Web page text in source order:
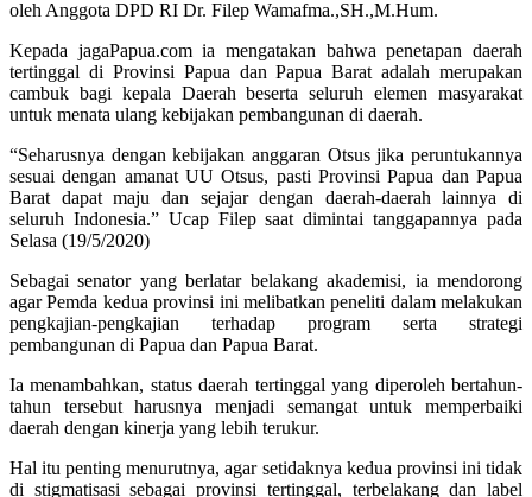
oleh Anggota DPD RI Dr. Filep Wamafma.,SH.,M.Hum.
Kepada jagaPapua.com ia mengatakan bahwa penetapan daerah
tertinggal di Provinsi Papua dan Papua Barat adalah merupakan
cambuk bagi kepala Daerah beserta seluruh elemen masyarakat
untuk menata ulang kebijakan pembangunan di daerah.
“Seharusnya dengan kebijakan anggaran Otsus jika peruntukannya
sesuai dengan amanat UU Otsus, pasti Provinsi Papua dan Papua
Barat dapat maju dan sejajar dengan daerah-daerah lainnya di
seluruh Indonesia.” Ucap Filep saat dimintai tanggapannya pada
Selasa (19/5/2020)
Sebagai senator yang berlatar belakang akademisi, ia mendorong
agar Pemda kedua provinsi ini melibatkan peneliti dalam melakukan
pengkajian-pengkajian terhadap program serta strategi
pembangunan di Papua dan Papua Barat.
Ia menambahkan, status daerah tertinggal yang diperoleh bertahun-
tahun tersebut harusnya menjadi semangat untuk memperbaiki
daerah dengan kinerja yang lebih terukur.
Hal itu penting menurutnya, agar setidaknya kedua provinsi ini tidak
di stigmatisasi sebagai provinsi tertinggal, terbelakang dan label